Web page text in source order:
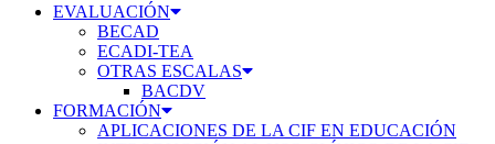
EVALUACIÓN
BECAD
ECADI-TEA
OTRAS ESCALAS
BACDV
FORMACIÓN
APLICACIONES DE LA CIF EN EDUCACIÓN